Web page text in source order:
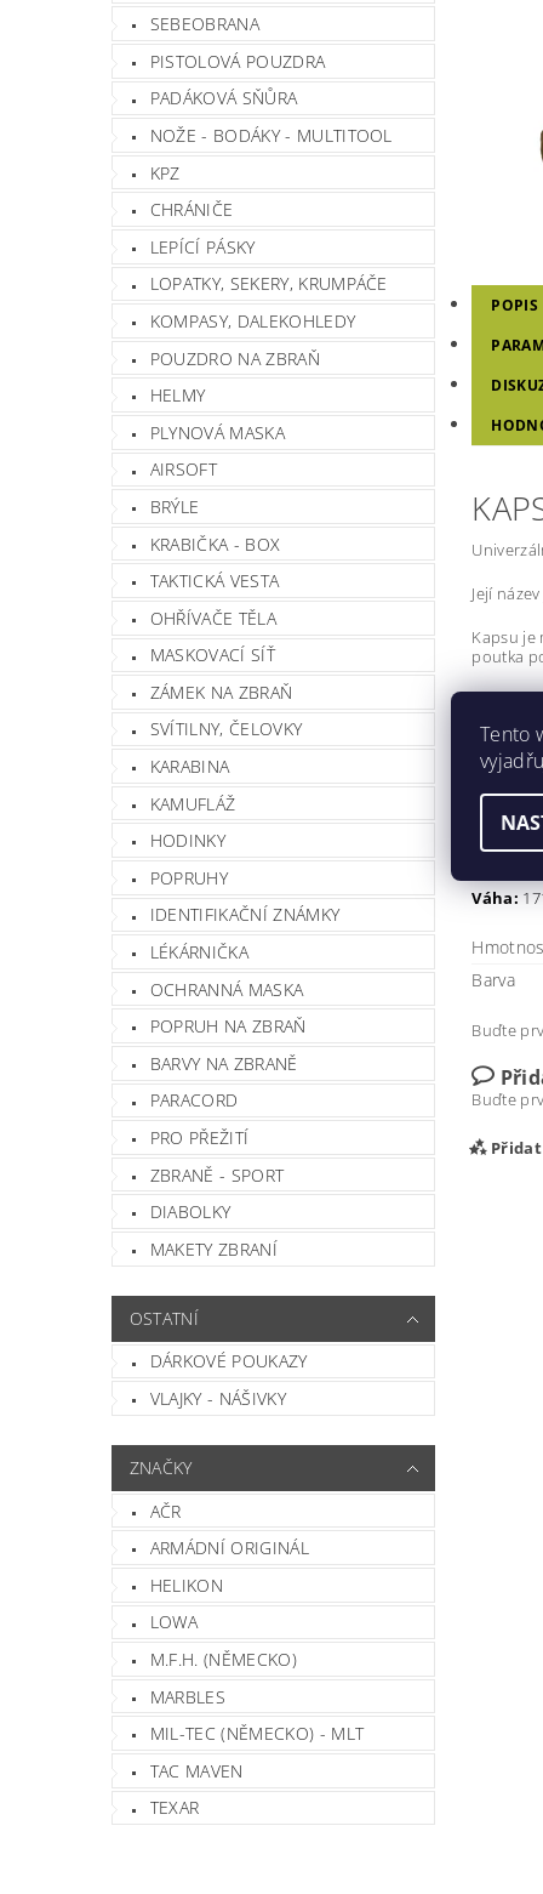
SEBEOBRANA
PISTOLOVÁ POUZDRA
PADÁKOVÁ SŇŮRA
NOŽE - BODÁKY - MULTITOOL
KPZ
CHRÁNIČE
LEPÍCÍ PÁSKY
LOPATKY, SEKERY, KRUMPÁČE
KOMPASY, DALEKOHLEDY
POUZDRO NA ZBRAŇ
HELMY
PLYNOVÁ MASKA
AIRSOFT
BRÝLE
KRABIČKA - BOX
TAKTICKÁ VESTA
OHŘÍVAČE TĚLA
MASKOVACÍ SÍŤ
ZÁMEK NA ZBRAŇ
SVÍTILNY, ČELOVKY
KARABINA
KAMUFLÁŽ
HODINKY
POPRUHY
IDENTIFIKAČNÍ ZNÁMKY
LÉKÁRNIČKA
OCHRANNÁ MASKA
POPRUH NA ZBRAŇ
BARVY NA ZBRANĚ
PARACORD
PRO PŘEŽITÍ
ZBRANĚ - SPORT
DIABOLKY
MAKETY ZBRANÍ
OSTATNÍ
DÁRKOVÉ POUKAZY
VLAJKY - NÁŠIVKY
ZNAČKY
AČR
ARMÁDNÍ ORIGINÁL
HELIKON
LOWA
M.F.H. (NĚMECKO)
MARBLES
MIL-TEC (NĚMECKO) - MLT
TAC MAVEN
TEXAR
POPIS
Její
Kapsu je
poutka
100%
spony
15 x
Váha:
Barva
Buďte
Buďte
Tento